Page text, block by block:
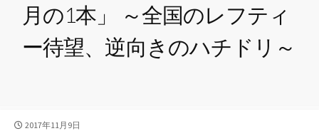
月の1本」 ～全国のレフティ
ー待望、逆向きのハチドリ～
公
2017年11月9日